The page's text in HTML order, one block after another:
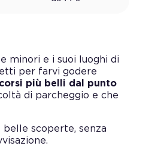
minori e i suoi luoghi di
per farvi godere
più belli dal punto
di parcheggio e che
scoperte, senza